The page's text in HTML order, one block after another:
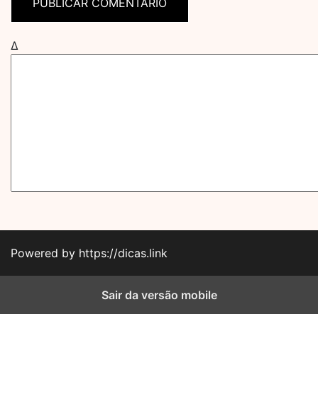
Δ
Powered by https://dicas.link
Sair da versão mobile